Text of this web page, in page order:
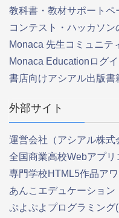
教科書・教材サポートペ
コンテスト・ハッカソン
Monaca 先生コミュニテ
Monaca Educationログ
書店向けアシアル出版書
外部サイト
運営会社（アシアル株式
全国商業高校Webアプリ
専門学校HTML5作品ア
あんこエデュケーション
ぷよぷよプログラミング